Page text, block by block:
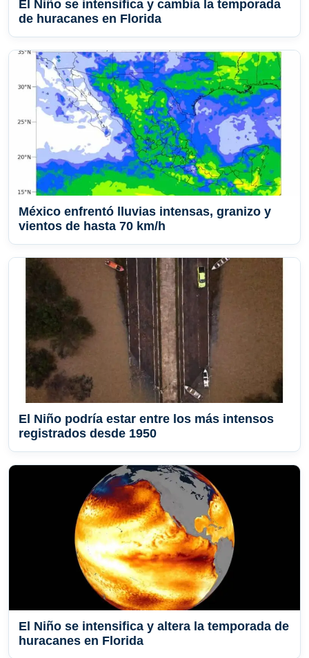
El Niño se intensifica y cambia la temporada
de huracanes en Florida
México enfrentó lluvias intensas, granizo y
vientos de hasta 70 km/h
El Niño podría estar entre los más intensos
registrados desde 1950
El Niño se intensifica y altera la temporada de
huracanes en Florida